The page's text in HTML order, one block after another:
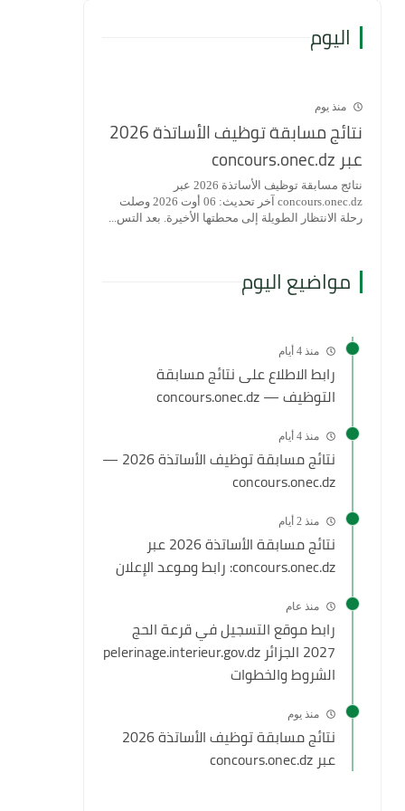
اليوم
منذ يوم
نتائج مسابقة توظيف الأساتذة 2026
عبر concours.onec.dz
نتائج مسابقة توظيف الأساتذة 2026 عبر
concours.onec.dz آخر تحديث: 06 أوت 2026 وصلت
رحلة الانتظار الطويلة إلى محطتها الأخيرة. بعد التس...
مواضيع اليوم
منذ 4 أيام
رابط الاطلاع على نتائج مسابقة
التوظيف — concours.onec.dz
منذ 4 أيام
نتائج مسابقة توظيف الأساتذة 2026 —
concours.onec.dz
منذ 2 أيام
نتائج مسابقة الأساتذة 2026 عبر
concours.onec.dz: رابط وموعد الإعلان
منذ عام
رابط موقع التسجيل في قرعة الحج
2027 الجزائر pelerinage.interieur.gov.dz
الشروط والخطوات
منذ يوم
نتائج مسابقة توظيف الأساتذة 2026
عبر concours.onec.dz